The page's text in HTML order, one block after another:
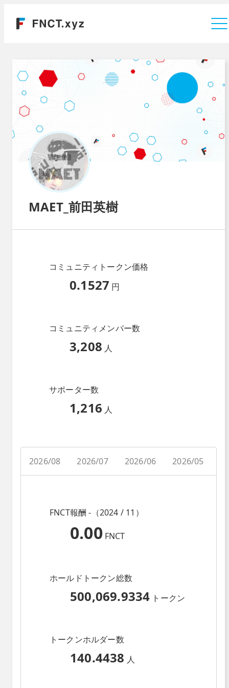
MAET_前田英樹
コミュニティトークン価格
0.1527 円
コミュニティメンバー数
3,208 人
サポーター数
1,216 人
2026/08 2026/07 2026/06 2026/05
FNCT報酬 -（2024 / 11）
0.00 FNCT
ホールドトークン総数
500,069.9334 トークン
トークンホルダー数
140.4438 人